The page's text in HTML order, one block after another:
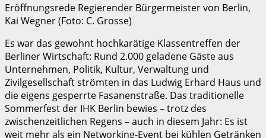
Eröffnungsrede Regierender Bürgermeister von Berlin,
Kai Wegner (Foto: C. Grosse)
Es war das gewohnt hochkarätige Klassentreffen der
Berliner Wirtschaft: Rund 2.000 geladene Gäste aus
Unternehmen, Politik, Kultur, Verwaltung und
Zivilgesellschaft strömten in das Ludwig Erhard Haus und
die eigens gesperrte Fasanenstraße. Das traditionelle
Sommerfest der IHK Berlin bewies – trotz des
zwischenzeitlichen Regens – auch in diesem Jahr: Es ist
weit mehr als ein Networking-Event bei kühlen Getränken